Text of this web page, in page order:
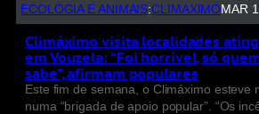
ECOLOGIA E ANIMAIS:CLIMAXIMOMAR
Climáximo visita localidades
em Vouzela: “Foi horrível, só
sabe”, afirmam populares
Este fim de semana, o Climáximo esteve
numa “brigada de apoio popular”. “Os